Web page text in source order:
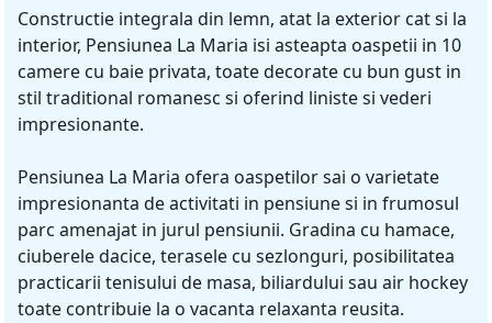
Constructie integrala din lemn, atat la exterior cat si la
interior, Pensiunea La Maria isi asteapta oaspetii in 10
camere cu baie privata, toate decorate cu bun gust in
stil traditional romanesc si oferind liniste si vederi
impresionante.
Pensiunea La Maria ofera oaspetilor sai o varietate
impresionanta de activitati in pensiune si in frumosul
parc amenajat in jurul pensiunii. Gradina cu hamace,
ciuberele dacice, terasele cu sezlonguri, posibilitatea
practicarii tenisului de masa, biliardului sau air hockey
toate contribuie la o vacanta relaxanta reusita.